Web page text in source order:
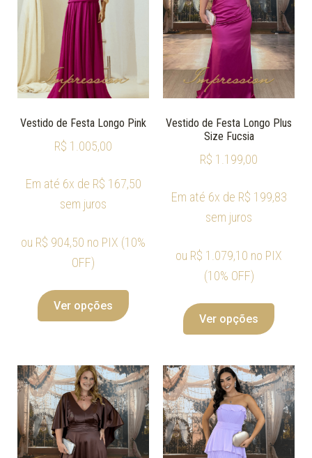
Vestido de Festa Longo Pink
R$ 1.005,00
Em até 6x de R$ 167,50
sem juros
ou R$ 904,50 no PIX (10%
OFF)
Ver opções
Vestido de Festa Longo Plus
Size Fucsia
R$ 1.199,00
Em até 6x de R$ 199,83
sem juros
ou R$ 1.079,10 no PIX
(10% OFF)
Ver opções